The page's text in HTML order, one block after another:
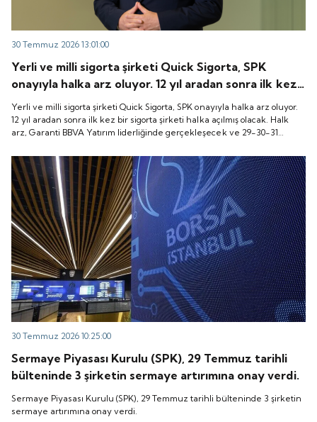
30 Temmuz 2026 13:01:00
Yerli ve milli sigorta şirketi Quick Sigorta, SPK
onayıyla halka arz oluyor. 12 yıl aradan sonra ilk kez
bir sigorta şirketi halka açılmış olacak. Halk arz,
Garanti BBVA Yatırım liderliğinde gerçekleşecek ve
29-30-31 Temmuz 2026 tarihlerinde talep
ile Quick Sigorta işlem görmeye başlayacak.
Yerli ve milli sigorta şirketi Quick Sigorta, SPK onayıyla halka arz oluyor.
12 yıl aradan sonra ilk kez bir sigorta şirketi halka açılmış olacak. Halk
arz, Garanti BBVA Yatırım liderliğinde gerçekleşecek ve 29-30-31
“Gong Töreni” ile Quick Sigorta işlem görmeye başlayacak.
30 Temmuz 2026 10:25:00
Sermaye Piyasası Kurulu (SPK), 29 Temmuz tarihli
bülteninde 3 şirketin sermaye artırımına onay verdi.
Sermaye Piyasası Kurulu (SPK), 29 Temmuz tarihli bülteninde 3 şirketin
sermaye artırımına onay verdi.